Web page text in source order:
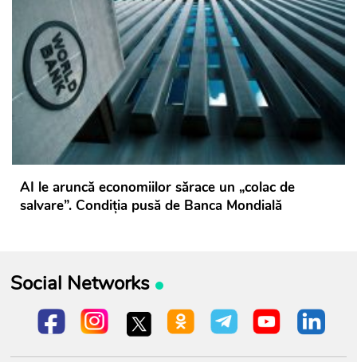
AI le aruncă economiilor sărace un „colac de
salvare”. Condiția pusă de Banca Mondială
Social Networks